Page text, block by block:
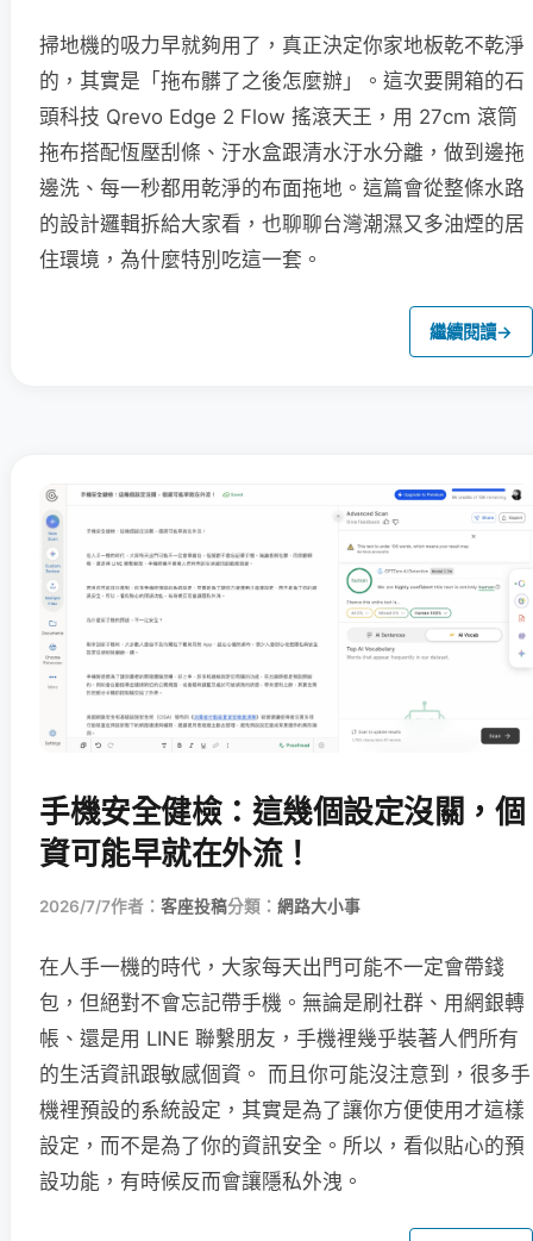
掃地機的吸力早就夠用了，真正決定你家地板乾不乾淨
的，其實是「拖布髒了之後怎麼辦」。這次要開箱的石
頭科技 Qrevo Edge 2 Flow 搖滾天王，用 27cm 滾筒
拖布搭配恆壓刮條、汙水盒跟清水汙水分離，做到邊拖
邊洗、每一秒都用乾淨的布面拖地。這篇會從整條水路
的設計邏輯拆給大家看，也聊聊台灣潮濕又多油煙的居
住環境，為什麼特別吃這一套。
繼續閱讀→
手機安全健檢：這幾個設定沒關，個
資可能早就在外流！
2026/7/7作者： 客座投稿分類： 網路大小事
在人手一機的時代，大家每天出門可能不一定會帶錢
包，但絕對不會忘記帶手機。無論是刷社群、用網銀轉
帳、還是用 LINE 聯繫朋友，手機裡幾乎裝著人們所有
的生活資訊跟敏感個資。 而且你可能沒注意到，很多手
機裡預設的系統設定，其實是為了讓你方便使用才這樣
設定，而不是為了你的資訊安全。所以，看似貼心的預
設功能，有時候反而會讓隱私外洩。